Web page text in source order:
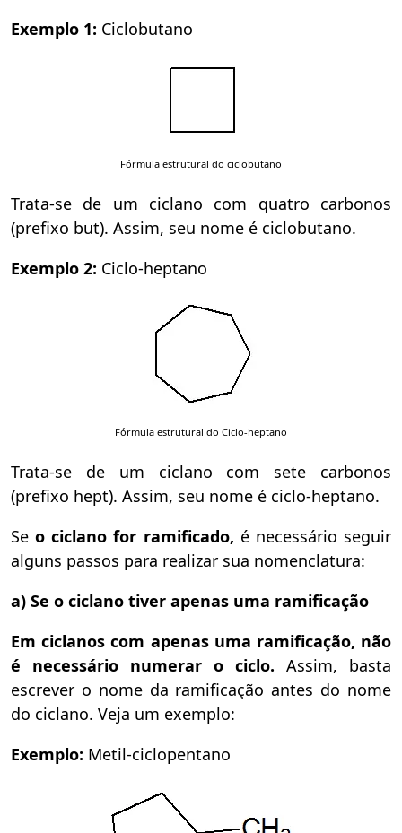
Exemplo 1: Ciclobutano
Fórmula estrutural do ciclobutano
Trata-se de um ciclano com quatro carbonos
(prefixo but). Assim, seu nome é ciclobutano.
Exemplo 2: Ciclo-heptano
Fórmula estrutural do Ciclo-heptano
Trata-se de um ciclano com sete carbonos
(prefixo hept). Assim, seu nome é ciclo-heptano.
Se o ciclano for ramificado, é necessário seguir
alguns passos para realizar sua nomenclatura:
a) Se o ciclano tiver apenas uma ramificação
Em ciclanos com apenas uma ramificação, não
é necessário numerar o ciclo. Assim, basta
escrever o nome da ramificação antes do nome
do ciclano. Veja um exemplo:
Exemplo: Metil-ciclopentano